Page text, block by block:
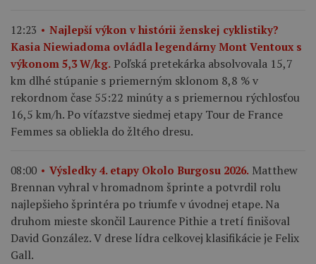
12:23
Najlepší výkon v histórii ženskej cyklistiky?
Kasia Niewiadoma ovládla legendárny Mont Ventoux s
výkonom 5,3 W/kg. Poľská pretekárka absolvovala 15,7
km dlhé stúpanie s priemerným sklonom 8,8 % v
rekordnom čase 55:22 minúty a s priemernou rýchlosťou
16,5 km/h. Po víťazstve siedmej etapy Tour de France
Femmes sa obliekla do žltého dresu.
08:00 Výsledky 4. etapy Okolo Burgosu 2026. Matthew
Brennan vyhral v hromadnom šprinte a potvrdil rolu
najlepšieho šprintéra po triumfe v úvodnej etape. Na
druhom mieste skončil Laurence Pithie a tretí finišoval
David González. V drese lídra celkovej klasifikácie je Felix
Gall.